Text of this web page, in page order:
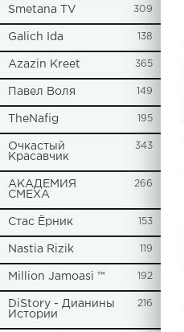
Smetana TV 309
Galich Ida 138
Azazin Kreet 365
Павел Воля 149
TheNafig 195
Очкастый
Красавчик
343
АКАДЕМИЯ
СМЕХА
266
Стас Ёрник 153
Nastia Rizik 119
Million Jamoasi ™ 192
DiStory - Дианины
Истории
216